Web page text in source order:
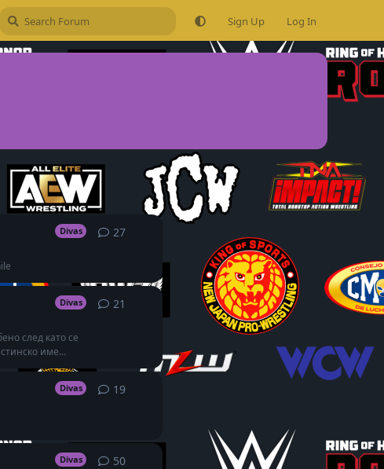
Sign Up Log In
Divas 27
Divas
след като се
име...
21
Divas 19
Divas 50